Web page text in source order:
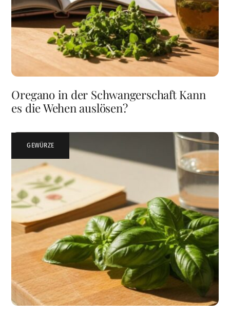
Oregano in der Schwangerschaft Kann
es die Wehen auslösen?
GEWÜRZE